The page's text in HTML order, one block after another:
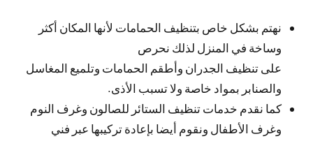
نهتم بشكل خاص بتنظيف الحمامات لأنها المكان أكثر
وساخة في المنزل لذلك نحرص
على تنظيف الجدران وأطقم الحمامات وتلميع المغاسل
والصنابر بمواد خاصة ولا تسبب الأذى.
كما نقدم خدمات تنظيف الستائر للصالون وغرف النوم
وغرف الأطفال ونقوم أيضا بإعادة تركيبها عبر فني